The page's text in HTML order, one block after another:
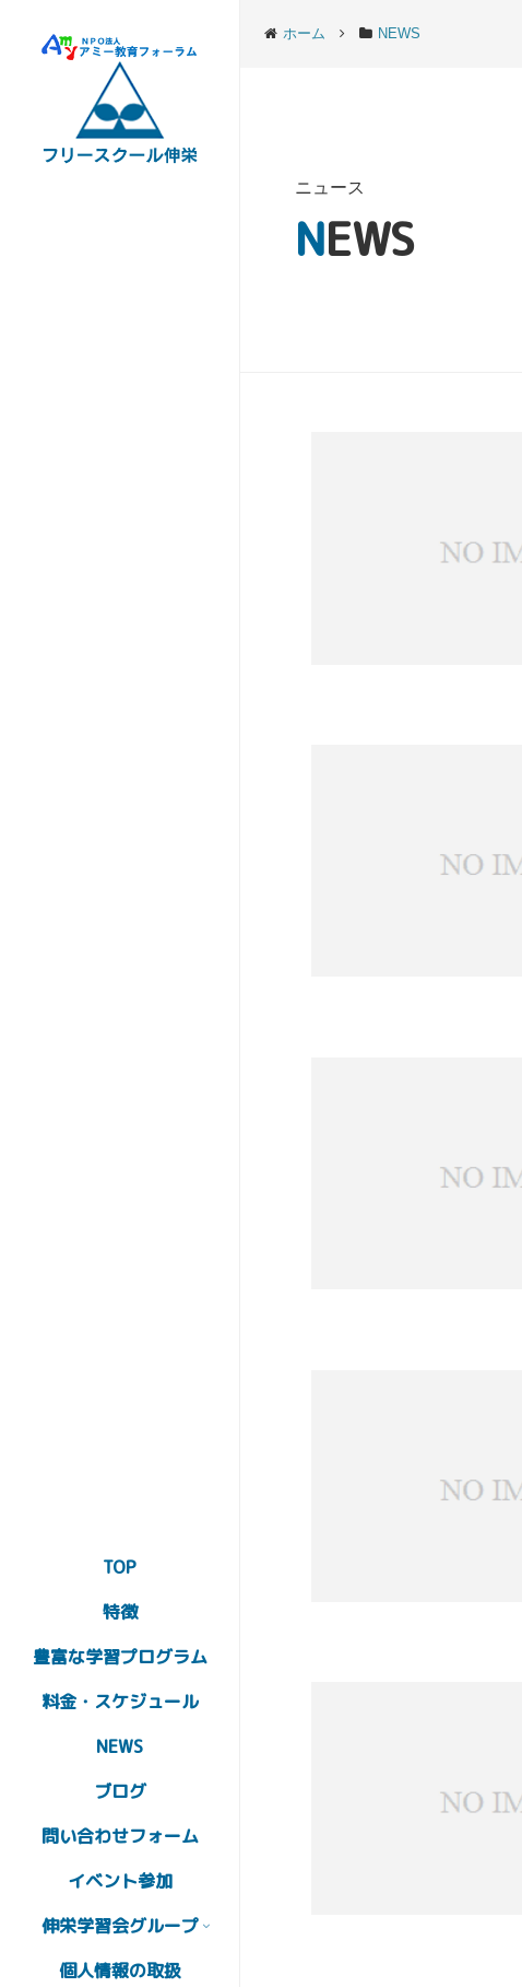
TOP
特徴
豊富な学習プログラム
料金・スケジュール
NEWS
ブログ
問い合わせフォーム
イベント参加
伸栄学習会グループ
個人情報の取扱
ホーム NEWS
ニュース
NEWS